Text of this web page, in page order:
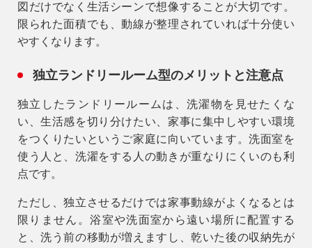
図だけでなく生活シーンで想像することが大切です。
限られた面積でも、動線が整理されていれば十分使い
やすくなります。
独立ランドリールーム型のメリットと注意点
独立したランドリールームは、洗濯物を見せたくな
い、生活感を切り分けたい、家事に集中しやすい環境
をつくりたいというご家庭に向いています。洗面室を
使う人と、洗濯をする人の動きが重なりにくいのも利
点です。
ただし、独立させるだけでは家事動線がよくなるとは
限りません。浴室や洗面室から遠い場所に配置する
と、洗う前の移動が増えますし、乾いた後の収納先が